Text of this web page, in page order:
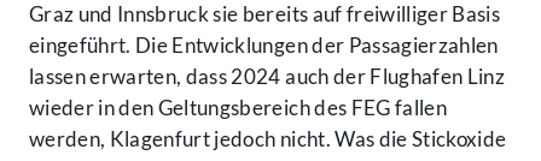
Graz und Innsbruck sie bereits auf freiwilliger Basis
eingeführt. Die Entwicklungen der Passagierzahlen
lassen erwarten, dass 2024 auch der Flughafen Linz
wieder in den Geltungsbereich des FEG fallen
werden, Klagenfurt jedoch nicht. Was die Stickoxide